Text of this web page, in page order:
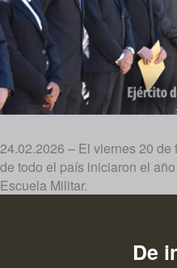
24.02.2026 – El viernes 20
de todo el país iniciaron el
Escuela Militar.
De